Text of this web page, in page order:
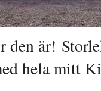
den är!
hela mitt